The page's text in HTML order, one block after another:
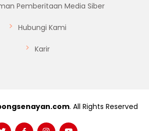
Pemberitaan Media Siber
Hubungi Kami
Karir
. All Rights Reserved